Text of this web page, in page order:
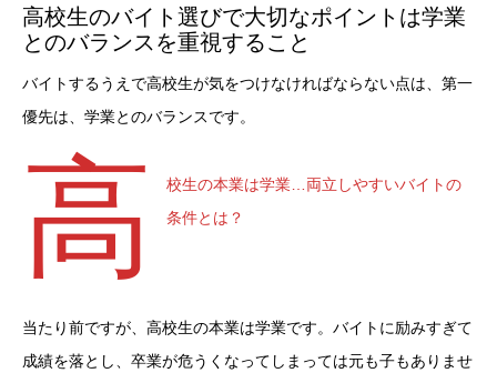
高校生のバイト選びで大切なポイントは学業
とのバランスを重視すること
バイトするうえで高校生が気をつけなければならない点は、第一
優先は、学業とのバランスです。
高
校生の本業は学業…両立しやすいバイトの
条件とは？
当たり前ですが、高校生の本業は学業です。バイトに励みすぎて
成績を落とし、卒業が危うくなってしまっては元も子もありませ